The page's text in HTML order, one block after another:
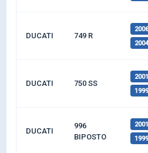
DUCATI 749 R
2006
2004
DUCATI 750 SS
2001
1999
DUCATI
996
BIPOSTO
2001
1999